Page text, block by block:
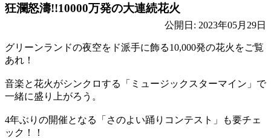
狂瀾怒濤!!10000万発の大連続花火
公開日: 2023年05月29日
グリーンランドの夜空をド派手に飾る10,000発の花火をご覧
あれ！
音楽と花火がシンクロする「ミュージックスターマイン」で
一緒に盛り上がろう。
4年ぶりの開催となる「さのよい踊りコンテスト」も要チェ
ック！！